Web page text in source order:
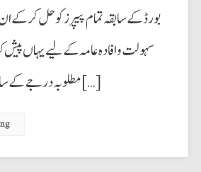
بورڈ کے سابقہ تمام پیپرز کو حل کرکے
سہولت و افادہ عامہ کے لیے یہاں پیش
مطلوبہ درجے کے سابقہ تمام حل شدہ پیپرز […]